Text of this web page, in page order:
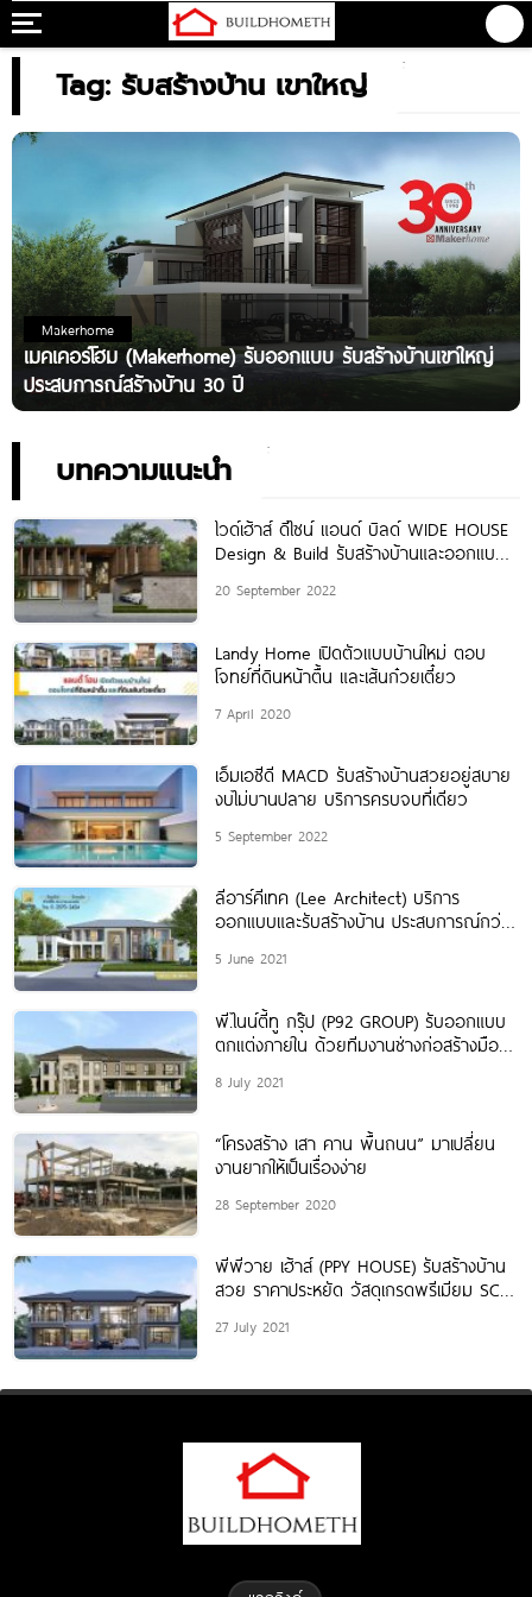
Tag: รับสร้างบ้าน เขาใหญ่
Makerhome
เมคเคอร์โฮม (Makerhome) รับออกแบบ รับสร้างบ้านเขาใหญ่
ประสบการณ์สร้างบ้าน 30 ปี
บทความแนะนำ
ไวด์เฮ้าส์ ดีไซน์ แอนด์ บิลด์ WIDE HOUSE
Design & Build รับสร้างบ้านและออกแบบ
20 September 2022
Landy Home เปิดตัวแบบบ้านใหม่ ตอบ
โจทย์ที่ดินหน้าตื้น และเส้นก๋วยเตี๋ยว
7 April 2020
เอ็มเอซีดี MACD รับสร้างบ้านสวยอยู่สบาย
งบไม่บานปลาย บริการครบจบที่เดียว
5 September 2022
ลีอาร์คีเทค (Lee Architect) บริการ
ออกแบบและรับสร้างบ้าน ประสบการณ์กว่า
5 June 2021
พี.ไนน์ตี้ทู กรุ๊ป (P92 GROUP) รับออกแบบ
ตกแต่งภายใน ด้วยทีมงานช่างก่อสร้างมือ
8 July 2021
“โครงสร้าง เสา คาน พื้นถนน” มาเปลี่ยน
งานยากให้เป็นเรื่องง่าย
28 September 2020
พีพีวาย เฮ้าส์ (PPY HOUSE) รับสร้างบ้าน
สวย ราคาประหยัด วัสดุเกรดพรีเมียม SCG
27 July 2021